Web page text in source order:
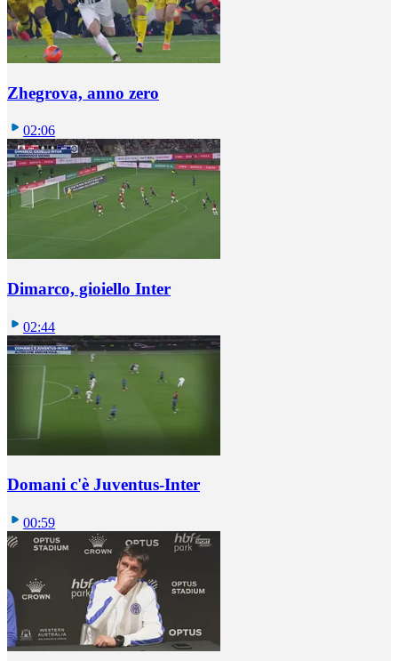
Zhegrova, anno zero
02:06
Dimarco, gioiello Inter
02:44
Domani c'è Juventus-Inter
00:59